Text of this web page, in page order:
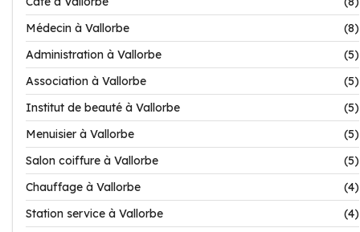
Médecin à Vallorbe
(8)
Administration à Vallorbe
(5)
Association à Vallorbe
(5)
Institut de beauté à Vallorbe
(5)
Menuisier à Vallorbe
(5)
Salon coiffure à Vallorbe
(5)
Chauffage à Vallorbe
(4)
Station service à Vallorbe
(4)